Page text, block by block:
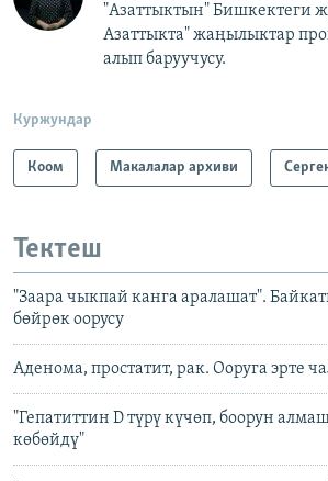
"Азаттыктын" Бишкектеги
Азаттыкта" жаңылыктар
алып баруучусу.
Куржундар
Коом Макалалар архиви
Тектеш
"Заара чыкпай канга аралашат".
бөйрөк оорусу
Аденома, простатит, рак. Ооруга эрте
"Гепатиттин D түрү күчөп, боорун
көбөйдү"